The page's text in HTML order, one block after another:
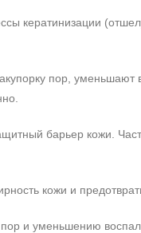
кератинизации
пор, уменьшают
барьер кожи.
кожи и
и уменьшению